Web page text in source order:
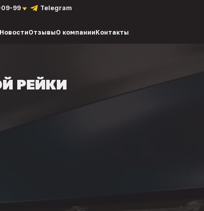
09-99 Telegram
НовостиОтзывыО компанииКонтакты
РЕЙКИ